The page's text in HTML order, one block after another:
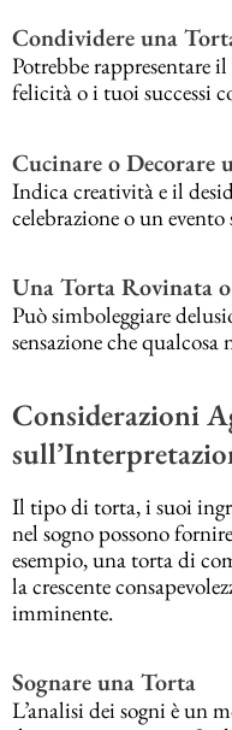
Condividere una
Potrebbe rappresentare
felicità o i tuoi successi
Cucinare o Decorare
Indica creatività e il
celebrazione o un evento
Una Torta Rovinata
Può simboleggiare
sensazione che
Considerazioni
Il tipo di torta, i suoi
nel sogno possono
esempio, una torta di
la crescente
imminente.
Sognare una Torta
L’analisi dei sogni è un